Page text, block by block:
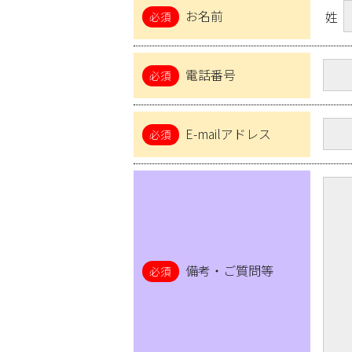
お名前 姓
電話番号
E-mailアドレス
備考・ご質問等